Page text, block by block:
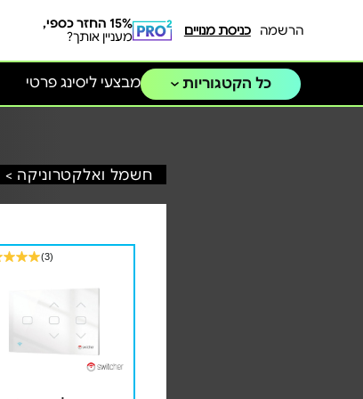
הרשמה כניסת מנויים
15% החזר כספי,
מעניין אותך?
כל הקטגוריות מבצעי ליסינג פרטי
חשמל ואלקטרוניקה >
(3)